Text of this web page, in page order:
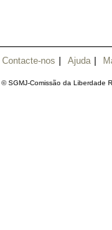
Contacte-nos | Ajuda |
© SGMJ-Comissão da Liberdade